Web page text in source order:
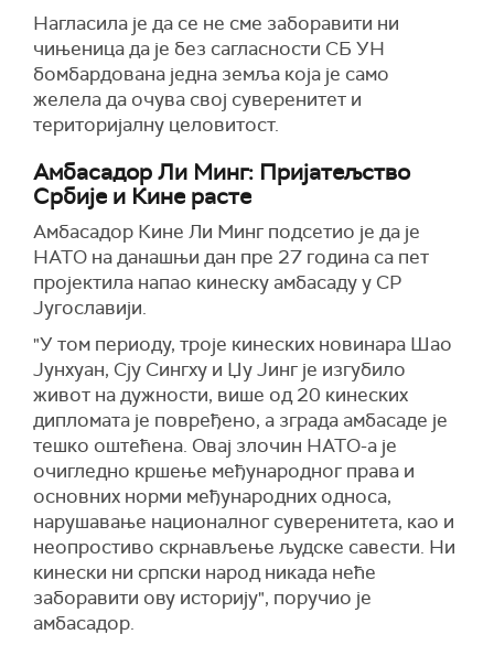
Нагласила је да се не сме заборавити ни
чињеница да је без сагласности СБ УН
бомбардована једна земља која је само
желела да очува свој суверенитет и
територијалну целовитост.
Амбасадор Ли Минг: Пријатељство
Србије и Кине расте
Амбасадор Кине Ли Минг подсетио је да је
НАТО на данашњи дан пре 27 година са пет
пројектила напао кинеску амбасаду у СР
Југославији.
"У том периоду, троје кинеских новинара Шао
Јунхуан, Сју Сингху и Џу Јинг је изгубило
живот на дужности, више од 20 кинеских
дипломата је повређено, а зграда амбасаде је
тешко оштећена. Овај злочин НАТО-а је
очигледно кршење међународног права и
основних норми међународних односа,
нарушавање националног суверенитета, као и
неопростиво скрнављење људске савести. Ни
кинески ни српски народ никада неће
заборавити ову историју", поручио је
амбасадор.